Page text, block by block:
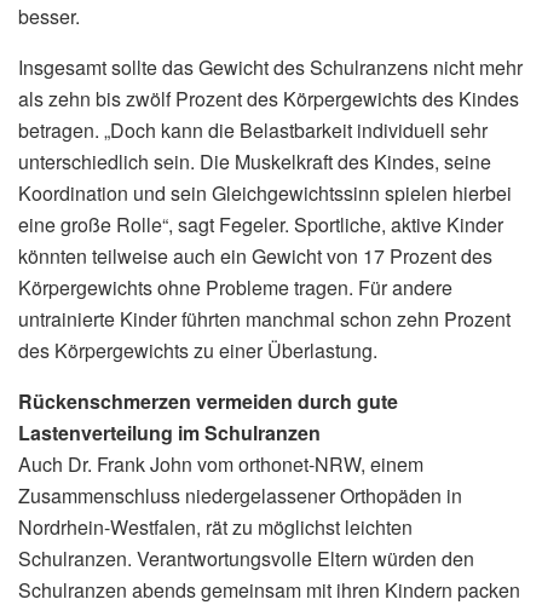
besser.
Insgesamt sollte das Gewicht des Schulranzens nicht mehr
als zehn bis zwölf Prozent des Körpergewichts des Kindes
betragen. „Doch kann die Belastbarkeit individuell sehr
unterschiedlich sein. Die Muskelkraft des Kindes, seine
Koordination und sein Gleichgewichtssinn spielen hierbei
eine große Rolle“, sagt Fegeler. Sportliche, aktive Kinder
könnten teilweise auch ein Gewicht von 17 Prozent des
Körpergewichts ohne Probleme tragen. Für andere
untrainierte Kinder führten manchmal schon zehn Prozent
des Körpergewichts zu einer Überlastung.
Rückenschmerzen vermeiden durch gute
Lastenverteilung im Schulranzen
Auch Dr. Frank John vom orthonet-NRW, einem
Zusammenschluss niedergelassener Orthopäden in
Nordrhein-Westfalen, rät zu möglichst leichten
Schulranzen. Verantwortungsvolle Eltern würden den
Schulranzen abends gemeinsam mit ihren Kindern packen